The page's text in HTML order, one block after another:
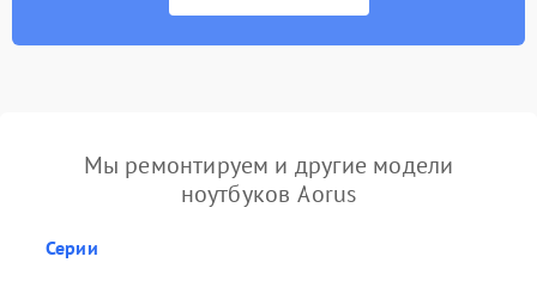
Мы ремонтируем и другие модели
ноутбуков Aorus
Серии